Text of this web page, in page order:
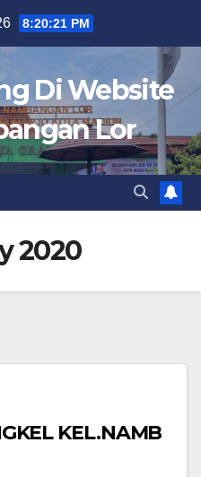
8:20:21 PM
Di Website
Lor
2020
KEL.NAMB